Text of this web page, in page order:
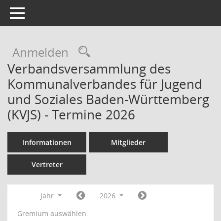
Toggle navigation
Anmelden Rechercheauswahl
Verbandsversammlung des
Kommunalverbandes für Jugend
und Soziales Baden-Württemberg
(KVJS) - Termine 2026
Informationen Mitglieder
Vertreter
Jahr
2026
Gremium auswählen